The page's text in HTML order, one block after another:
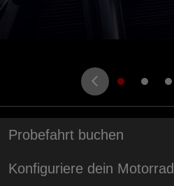
Probefahrt buchen
Konfiguriere dein Motorrad